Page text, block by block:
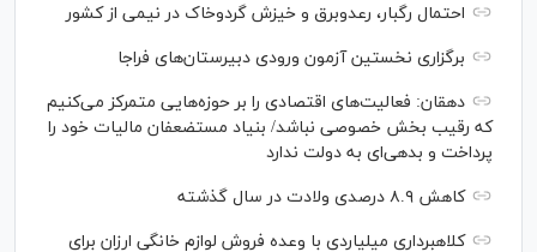
احتمال رگبار، رعدوبرق و خیزش گردوخاک در نیمی از کشور
برگزاری نخستین آزمون ورودی دبیرستان‌های فراجا
دهقان: فعالیت‌های اقتصادی را بر حوزه‌هایی متمرکز می‌کنیم
که رقیب بخش خصوصی نباشد/ بنیاد مستضعفان مالیات خود را
پرداخت و بدهی‌ای به دولت ندارد
کاهش ۸.۹ درصدی ولادت در سال گذشته
کلاهبرداری میلیاردی با وعده فروش لوازم خانگی ارزان برای